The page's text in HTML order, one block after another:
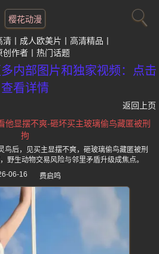
樱花动漫
清 成人欧美片
高清精品
创作者 热门话题
内部图片和独家视频：点击
查看详情
返回上页
他显摆不爽-砸坏买主玻璃偷鸟藏匿被刑
拘
后，见买主显摆不爽，砸玻璃偷鸟藏匿被刑
野生动物交易风险与邻里矛盾升级成焦点。
06-16
费启鸣